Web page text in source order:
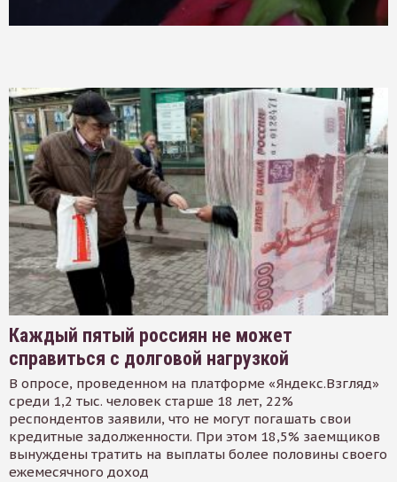
Каждый пятый россиян не может
справиться с долговой нагрузкой
В опросе, проведенном на платформе «Яндекс.Взгляд»
среди 1,2 тыс. человек старше 18 лет, 22%
респондентов заявили, что не могут погашать свои
кредитные задолженности. При этом 18,5% заемщиков
вынуждены тратить на выплаты более половины своего
ежемесячного доход